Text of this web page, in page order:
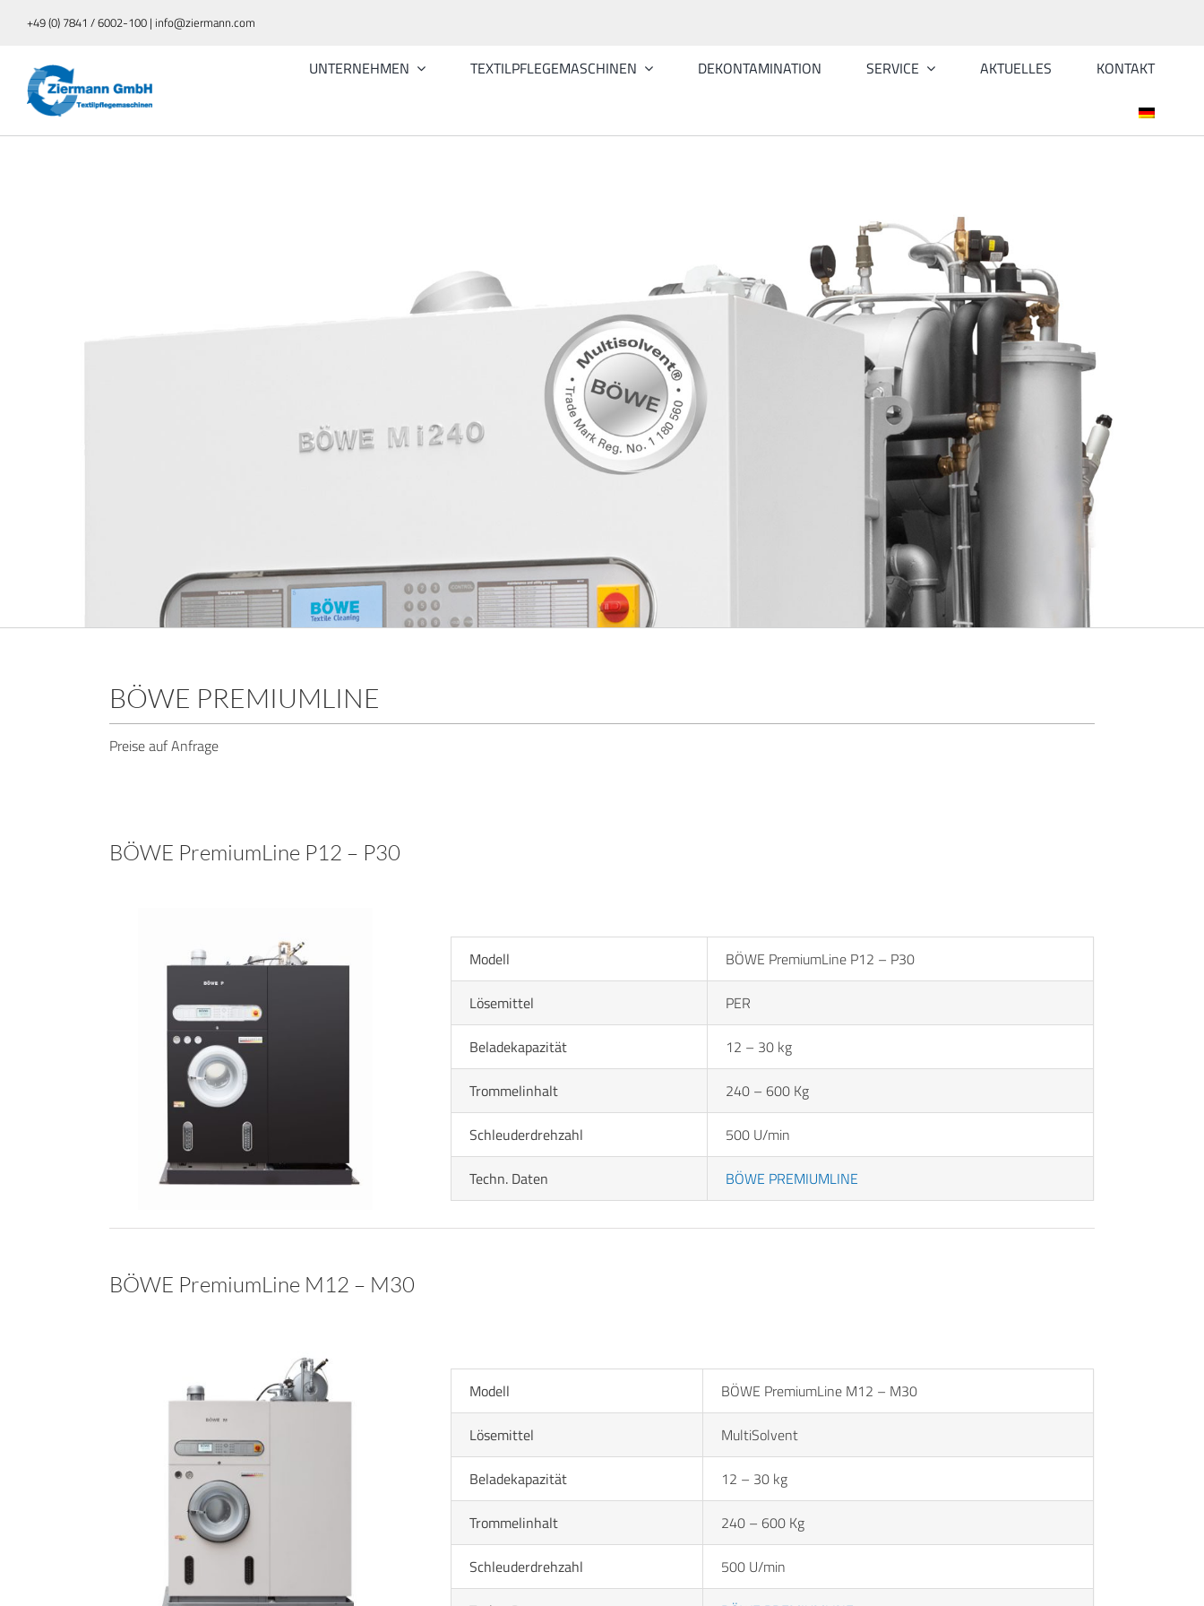
springen
+49 (0) 7841 / 6002-100 | info@ziermann.com
UNTERNEHMEN TEXTILPFLEGEMASCHINEN DEKONTAMINATION SERVICE AKTUELLES KONTAKT
BÖWE PREMIUMLINE
Preise auf Anfrage
BÖWE PremiumLine P12 – P30
Modell BÖWE PremiumLine P12 – P30
Lösemittel PER
Beladekapazität 12 – 30 kg
Trommelinhalt 240 – 600 Kg
Schleuderdrehzahl 500 U/min
Techn. Daten BÖWE PREMIUMLINE
BÖWE PremiumLine M12 – M30
Modell BÖWE PremiumLine M12 – M30
Lösemittel MultiSolvent
Beladekapazität 12 – 30 kg
Trommelinhalt 240 – 600 Kg
Schleuderdrehzahl 500 U/min